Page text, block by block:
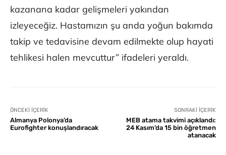
kazanana kadar gelişmeleri yakından
izleyeceğiz. Hastamızın şu anda yoğun bakımda
takip ve tedavisine devam edilmekte olup hayati
tehlikesi halen mevcuttur” ifadeleri yeraldı.
ÖNCEKI İÇERIK
Almanya Polonya’da
Eurofighter konuşlandıracak
SONRAKI İÇERIK
MEB atama takvimi açıklandı:
24 Kasım’da 15 bin öğretmen
atanacak